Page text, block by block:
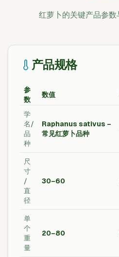
红萝卜的关键产品参数
产品规格
参
数
数值
学
名/
品
种
Raphanus sativus –
常见红萝卜品种
尺
寸
/
直
径
30–60
单
个
重
量
20–80